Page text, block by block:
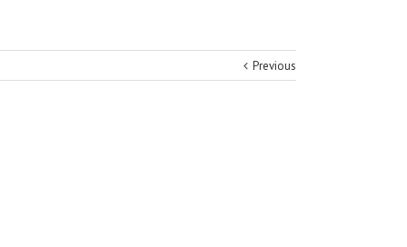
Previous